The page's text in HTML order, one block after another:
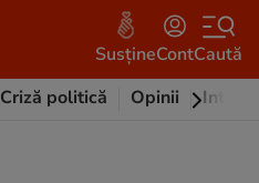
SusțineContCaută
Criză politică Opinii